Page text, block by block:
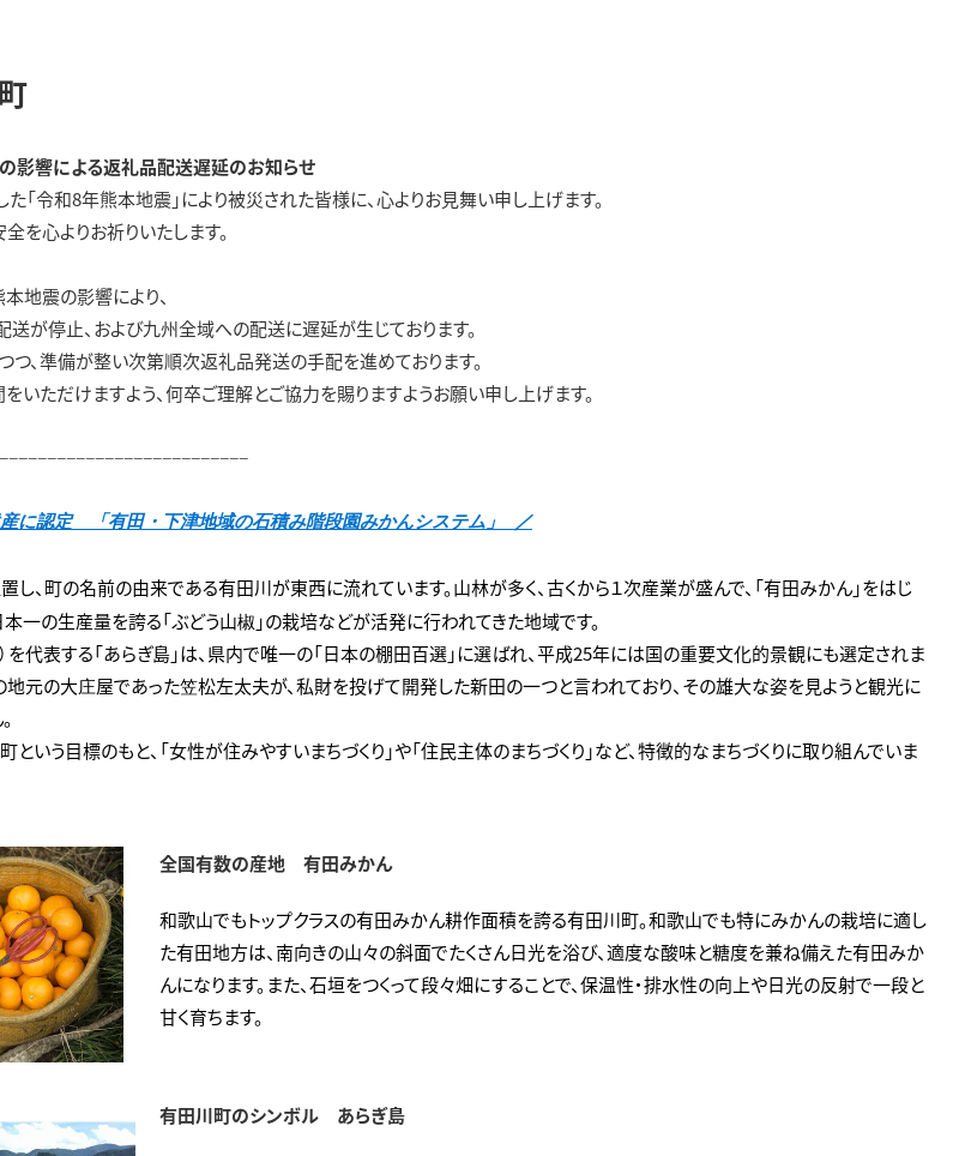
の影響による返礼品配送遅延のお知らせ
「令和8年熊本地震」により被災された皆様に、心よりお見舞い申し上げます。
を心よりお祈りいたします。
地震の影響により、
が停止、および九州全域への配送に遅延が生じております。
、準備が整い次第順次返礼品発送の手配を進めております。
いただけますよう、何卒ご理解とご協力を賜りますようお願い申し上げます。
に認定 「有田・下津地域の石積み階段園みかんシステム」 ／
し、町の名前の由来である有田川が東西に流れています。山林が多く、古くから１次産業が盛んで、「有田みかん」をはじ
一の生産量を誇る「ぶどう山椒」の栽培などが活発に行われてきた地域です。
を代表する「あらぎ島」は、県内で唯一の「日本の棚田百選」に選ばれ、平成25年には国の重要文化的景観にも選定されま
地元の大庄屋であった笠松左太夫が、私財を投げて開発した新田の一つと言われており、その雄大な姿を見ようと観光に
という目標のもと、「女性が住みやすいまちづくり」や「住民主体のまちづくり」など、特徴的なまちづくりに取り組んでいま
全国有数の産地 有田みかん
和歌山でもトップクラスの有田みかん耕作面積を誇る有田川町。和歌山でも特にみかんの栽培に適し
た有田地方は、南向きの山々の斜面でたくさん日光を浴び、適度な酸味と糖度を兼ね備えた有田みか
んになります。また、石垣をつくって段々畑にすることで、保温性・排水性の向上や日光の反射で一段と
甘く育ちます。
有田川町のシンボル あらぎ島